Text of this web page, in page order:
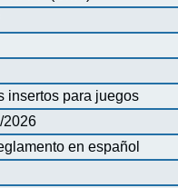
insertos para juegos
2026
en español